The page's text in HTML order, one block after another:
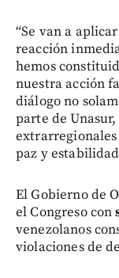
“Se van a
reacción
hemos
nuestra acción
diálogo no
parte de
paz y
El Gobierno de
el Congreso con
venezolanos
violaciones de